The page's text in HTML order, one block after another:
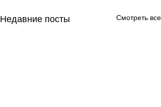
Недавние посты Смотреть все